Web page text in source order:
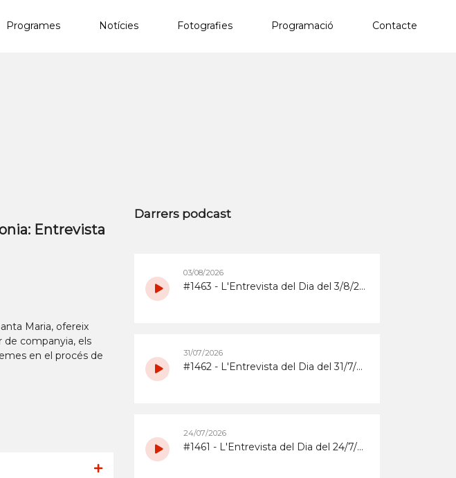
Programes Notícies Fotografies Programació Contacte
Entrevista
Maria, ofereix
de companyia, els
en el procés de
Darrers podcast
03/08/2026
#1463 - L'Entrevista del Dia del 3/8/2026 sobre la Copa d'Espanya de Superenduro a Abrera
31/07/2026
#1462 - L'Entrevista del Dia del 31/7/2026 amb la coordinadora i els participants del grup de grans del Casal d'Estiu Municipal de 2026
24/07/2026
#1461 - L'Entrevista del Dia del 24/7/2026 amb l'Abrera Gimnàstic Club